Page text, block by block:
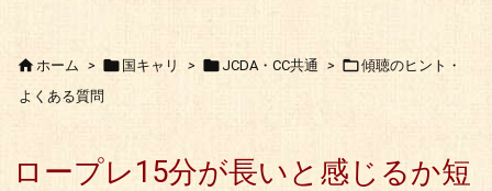
ホーム >  国キャリ >  JCDA・CC共通 > 傾聴のヒント・
よくある質問
ロープレ15分が長いと感じるか短